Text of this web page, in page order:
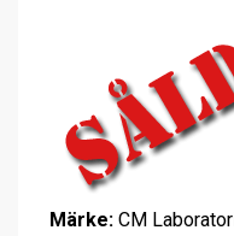
Märke: CM